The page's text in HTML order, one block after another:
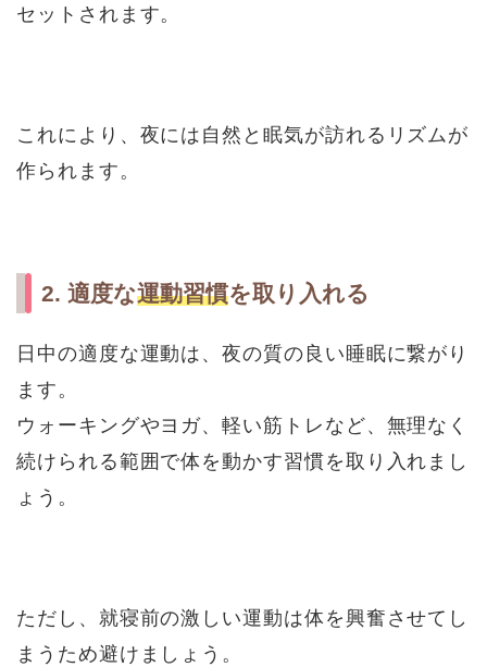
セットされます。
これにより、夜には自然と眠気が訪れるリズムが
作られます。
2. 適度な運動習慣を取り入れる
日中の適度な運動は、夜の質の良い睡眠に繋がり
ます。
ウォーキングやヨガ、軽い筋トレなど、無理なく
続けられる範囲で体を動かす習慣を取り入れまし
ょう。
ただし、就寝前の激しい運動は体を興奮させてし
まうため避けましょう。